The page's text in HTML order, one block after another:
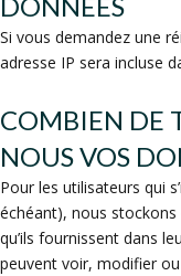
DONNÉES
Si vous demandez une
adresse IP sera incluse
COMBIEN DE
NOUS VOS
Pour les utilisateurs qui
échéant), nous
qu’ils fournissent dans
peuvent voir, modifier